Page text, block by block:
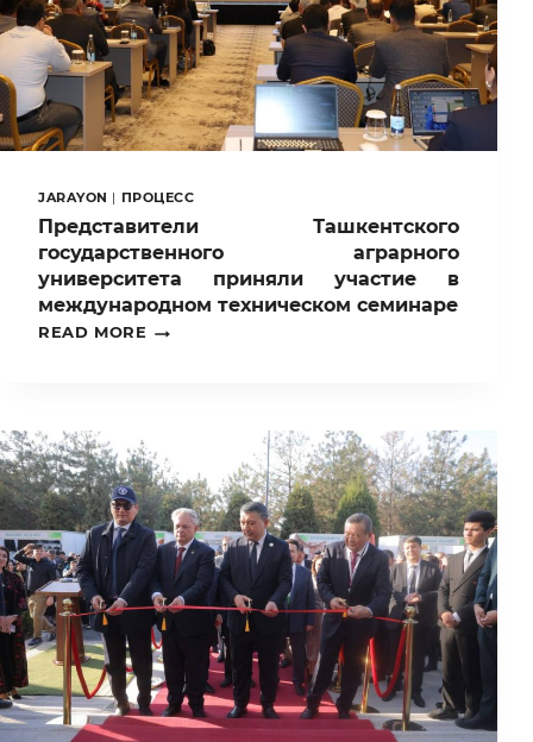
JARAYON | ПРОЦЕСС
Представители Ташкентского
государственного аграрного
университета приняли участие в
международном техническом семинаре
READ MORE
ПРЕДСТАВИТЕЛИ
ПРИНЯЛИ
УЧАСТИЕ
В
МЕЖДУНАРОДНОМ
ТЕХНИЧЕСКОМ
СЕМИНАРЕ